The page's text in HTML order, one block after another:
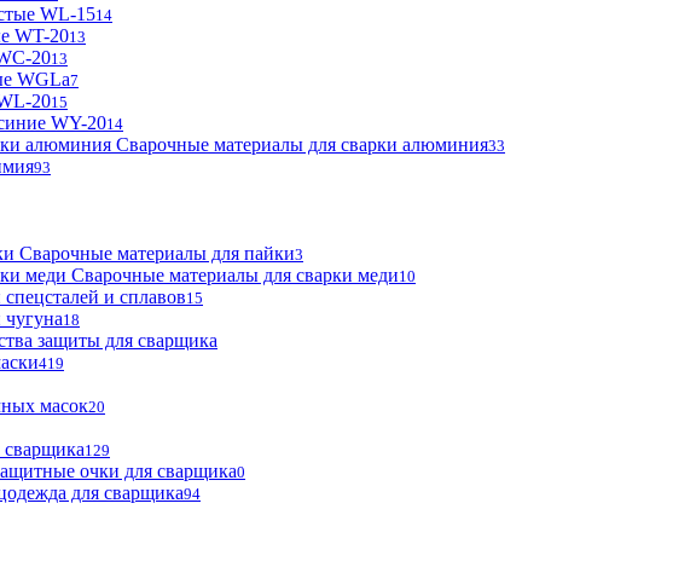
WL-1514
WT-2013
2013
WGLa7
2015
WY-2014
Сварочные материалы для сварки алюминия33
93
Сварочные материалы для пайки3
Сварочные материалы для сварки меди10
и сплавов15
18
защиты для сварщика
419
масок20
сварщика129
очки для сварщика0
для сварщика94